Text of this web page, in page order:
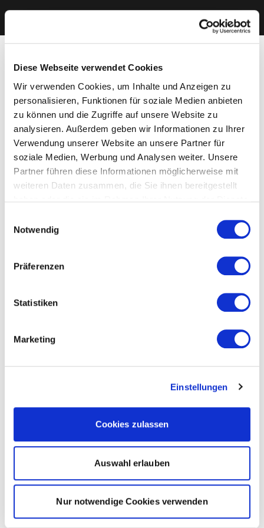
Diese Webseite verwendet Cookies
Wir verwenden Cookies, um Inhalte und Anzeigen zu
personalisieren, Funktionen für soziale Medien anbieten
zu können und die Zugriffe auf unsere Website zu
analysieren. Außerdem geben wir Informationen zu Ihrer
Verwendung unserer Website an unsere Partner für
soziale Medien, Werbung und Analysen weiter. Unsere
Partner führen diese Informationen möglicherweise mit
weiteren Daten zusammen, die Sie ihnen bereitgestellt
Cookies, wenn Sie unsere Webseite weiterhin nutzen.
Notwendig
Präferenzen
Statistiken
Marketing
Einstellungen
Cookies zulassen
Auswahl erlauben
Nur notwendige Cookies verwenden